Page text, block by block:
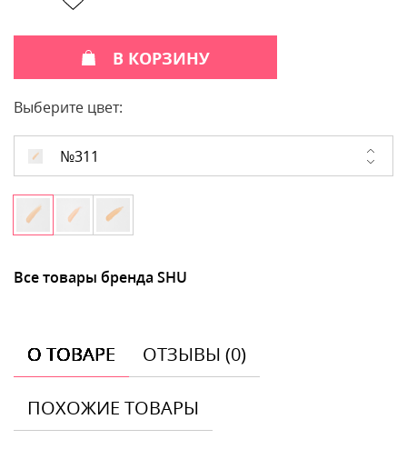
В КОРЗИНУ
Выберите цвет:
№311
Все товары бренда SHU
О ТОВАРЕ ОТЗЫВЫ (0)
ПОХОЖИЕ ТОВАРЫ